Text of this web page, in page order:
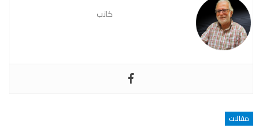
كاتب
مقالات